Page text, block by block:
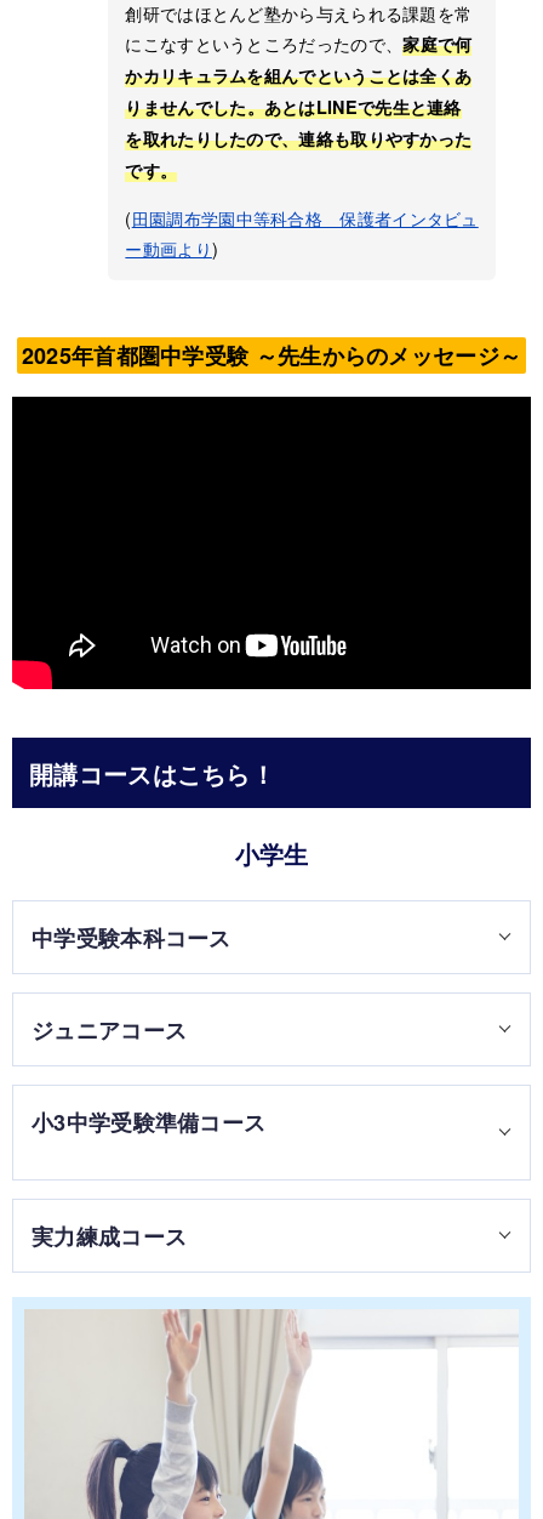
創研ではほとんど塾から与えられる課題を常
にこなすというところだったので、家庭で何
かカリキュラムを組んでということは全くあ
りませんでした。あとはLINEで先生と連絡
を取れたりしたので、連絡も取りやすかった
です。
(田園調布学園中等科合格 保護者インタビュ
ー動画より)
2025年首都圏中学受験 ～先生からのメッセージ～
開講コースはこちら！
小学生
中学受験本科コース
識・スキルの確実な定着を目指します。授業後には「先生の
ジュニアコース
学びの基礎をしっかり身につけさせます。才能を豊かに育み
小3中学受験準備コース
お考えの方も、迷われている方も、気軽にご相談ください。
実力練成コース
諸学校の学習を固めるとともに、高校受験を徹底して意識し
たコースです。高校受験に深く関連する単元を重点的に指導
するとともに、スピードと精度を高める指導をしています。